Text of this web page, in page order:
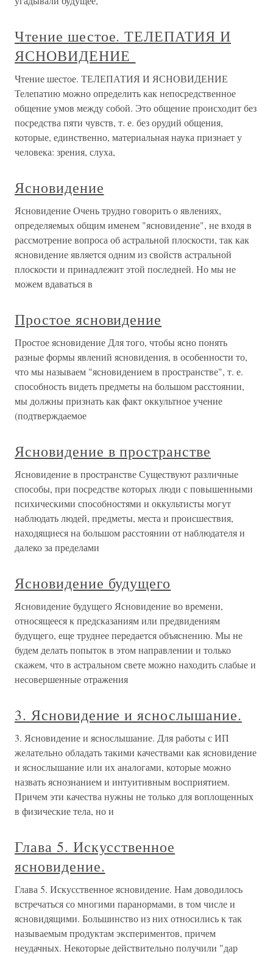
Чтение шестое. ТЕЛЕПАТИЯ И
ЯСНОВИДЕНИЕ
Чтение шестое. ТЕЛЕПАТИЯ И ЯСНОВИДЕНИЕ
Телепатию можно определить как непосредственное
общение умов между собой. Это общение происходит без
посредства пяти чувств, т. е. без орудий общения,
которые, единственно, материальная наука признает у
человека: зрения, слуха,
Ясновидение
Ясновидение Очень трудно говорить о явлениях,
определяемых общим именем "ясновидение", не входя в
рассмотрение вопроса об астральной плоскости, так как
ясновидение является одним из свойств астральной
плоскости и принадлежит этой последней. Но мы не
можем вдаваться в
Простое ясновидение
Простое ясновидение Для того, чтобы ясно понять
разные формы явлений ясновидения, в особенности то,
что мы называем "ясновидением в пространстве", т. е.
способность видеть предметы на большом расстоянии,
мы должны признать как факт оккультное учение
(подтверждаемое
Ясновидение в пространстве
Ясновидение в пространстве Существуют различные
способы, при посредстве которых люди с повышенными
психическими способностями и оккультисты могут
наблюдать людей, предметы, места и происшествия,
находящиеся на большом расстоянии от наблюдателя и
далеко за пределами
Ясновидение будущего
Ясновидение будущего Ясновидение во времени,
относящееся к предсказаниям или предвидениям
будущего, еще труднее передается объяснению. Мы не
будем делать попыток в этом направлении и только
скажем, что в астральном свете можно находить слабые и
несовершенные отражения
3. Ясновидение и яснослышание.
3. Ясновидение и яснослышание. Для работы с ИП
желательно обладать такими качествами как ясновидение
и яснослышание или их аналогами, которые можно
назвать яснознанием и интуитивным восприятием.
Причем эти качества нужны не только для воплощенных
в физические тела, но и
Глава 5. Искусственное
ясновидение.
Глава 5. Искусственное ясновидение. Нам доводилось
встречаться со многими паранормами, в том числе и
ясновидящими. Большинство из них относились к так
называемым продуктам экспериментов, причем
неудачных. Некоторые действительно получили "дар